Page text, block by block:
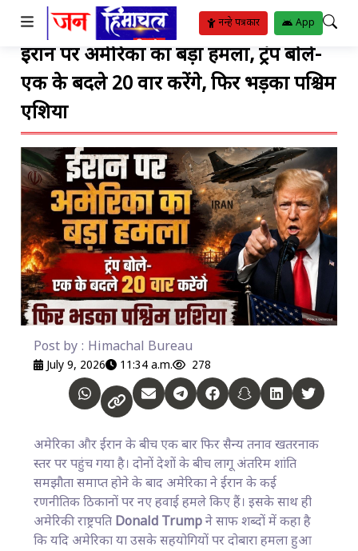
नन्हे पत्रकार App
SUBMENU
SUBMENU
SUBMENU
SUBMENU
SUBMENU
सुविधाएं
SUBMENU
SUBMENU
SUBMENU
SUBMENU
SUBMENU
SUBMENU
ईरान पर अमेरिका का बड़ा हमला, ट्रंप बोले-
एक के बदले 20 वार करेंगे, फिर भड़का पश्चिम
एशिया
Post by : Himachal Bureau
July 9, 2026 11:34 a.m. 278
अमेरिका और ईरान के बीच एक बार फिर सैन्य तनाव खतरनाक
स्तर पर पहुंच गया है। दोनों देशों के बीच लागू अंतरिम शांति
समझौता समाप्त होने के बाद अमेरिका ने ईरान के कई
रणनीतिक ठिकानों पर नए हवाई हमले किए हैं। इसके साथ ही
अमेरिकी राष्ट्रपति Donald Trumpने साफ शब्दों में कहा है
कि यदि अमेरिका या उसके सहयोगियों पर दोबारा हमला हुआ